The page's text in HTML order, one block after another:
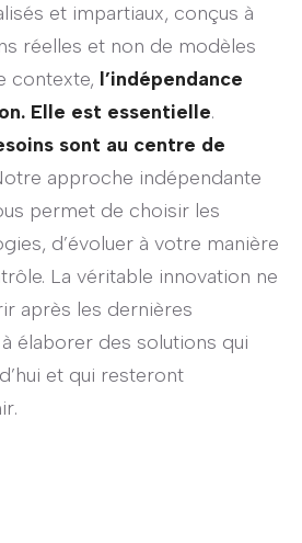
et impartiaux, conçus à
réelles et non de modèles
contexte, l’indépendance
Elle est essentielle.
sont au centre de
approche indépendante
permet de choisir les
d’évoluer à votre manière
La véritable innovation ne
après les dernières
élaborer des solutions qui
et qui resteront